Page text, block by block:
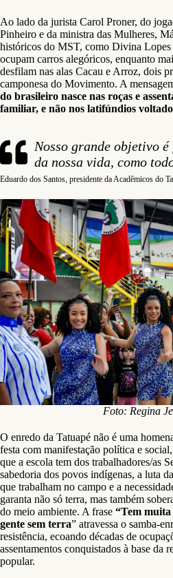
Ao lado da jurista Carol Proner, do
Pinheiro e da ministra das Mulheres,
históricos do MST, como Divina Lopes
ocupam carros alegóricos, enquanto
desfilam nas alas Cacau e Arroz, dois
camponesa do Movimento. A
do brasileiro nasce nas roças e
familiar, e não nos latifúndios
Nosso grande objetivo
da nossa vida, como
Eduardo dos Santos, presidente da Acadêmicos do
Foto: Regina
O enredo da Tatuapé não é uma
festa com manifestação política e
que a escola tem dos trabalhadores/as
sabedoria dos povos indígenas, a luta
que trabalham no campo e a
garanta não só terra, mas também
do meio ambiente. A frase “Tem muita
gente sem terra” atravessa o
resistência, ecoando décadas de
assentamentos conquistados à base da
popular.